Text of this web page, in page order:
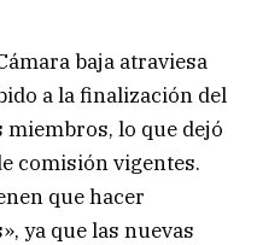
baja atraviesa
a la finalización del
miembros, lo que dejó
comisión vigentes.
que hacer
ya que las nuevas